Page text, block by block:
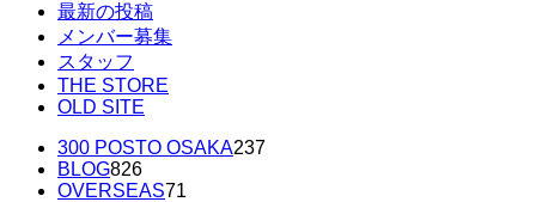
最新の投稿
メンバー募集
スタッフ
THE STORE
OLD SITE
300 POSTO OSAKA237
BLOG826
OVERSEAS71